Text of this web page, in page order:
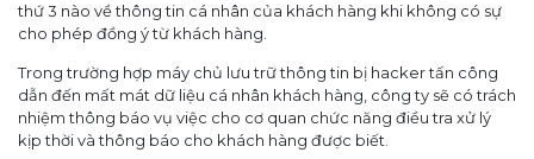
thứ 3 nào về thông tin cá nhân của khách hàng khi không có sự
cho phép đồng ý từ khách hàng.
Trong trường hợp máy chủ lưu trữ thông tin bị hacker tấn công
dẫn đến mất mát dữ liệu cá nhân khách hàng, công ty sẽ có trách
nhiệm thông báo vụ việc cho cơ quan chức năng điều tra xử lý
kịp thời và thông báo cho khách hàng được biết.